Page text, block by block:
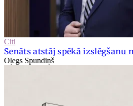
Citi
Senāts atstāj spēkā izslēgšanu
Oļegs Spundiņš